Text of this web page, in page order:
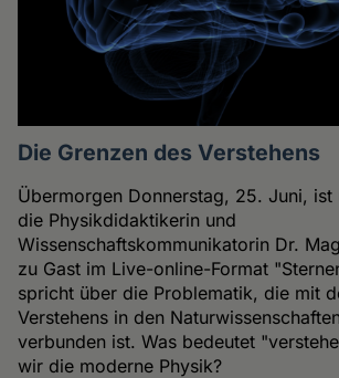
Die Grenzen des Verstehens
Übermorgen Donnerstag, 25. Juni, ist
die Physikdidaktikerin und
Wissenschaftskommunikatorin Dr.
zu Gast im Live-online-Format
spricht über die Problematik, die mit
Verstehens in den
verbunden ist. Was bedeutet
wir die moderne Physik?